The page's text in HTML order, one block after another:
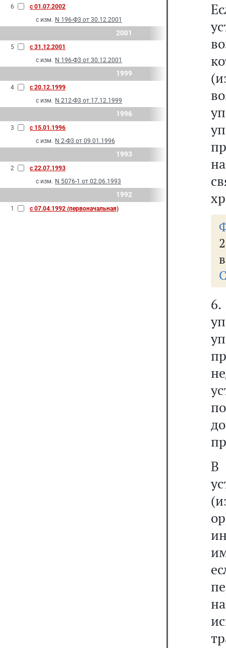
6
с 01.07.2002
с изм. N 196-Ф3 от 30.12.2001
2001
5
с 31.12.2001
с изм. N 196-Ф3 от 30.12.2001
1999
4
с 20.12.1999
с изм. N 212-Ф3 от 17.12.1999
1996
3
с 15.01.1996
с изм. N 2-Ф3 от 09.01.1996
1993
2
с 22.07.1993
с изм. N 5076-1 от 02.06.1993
1992
1 с 07.04.1992 (первоначальная)
В